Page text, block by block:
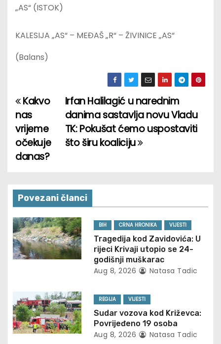
„AS“ (ISTOK)
KALESIJA „AS“ – MEĐAŠ „R“ – ŽIVINICE „AS“
(Balans)
P
o
s
n
a
v
i
t
i
Irfan Halilagić u narednim
danima sastavlja novu Vladu
TK: Pokušat ćemo uspostaviti
što širu koaliciju
Kakvo
nas
vrijeme
očekuje
danas?
Povezani članci
BIH CRNA HRONIKA VIJESTI
Tragedija kod Zavidovića: U
rijeci Krivaji utopio se 24-
godišnji muškarac
Aug 8, 2026 Natasa Tadic
REGIJA VIJESTI
Sudar vozova kod Križevca:
Povrijeđeno 19 osoba
Aug 8, 2026 Natasa Tadic